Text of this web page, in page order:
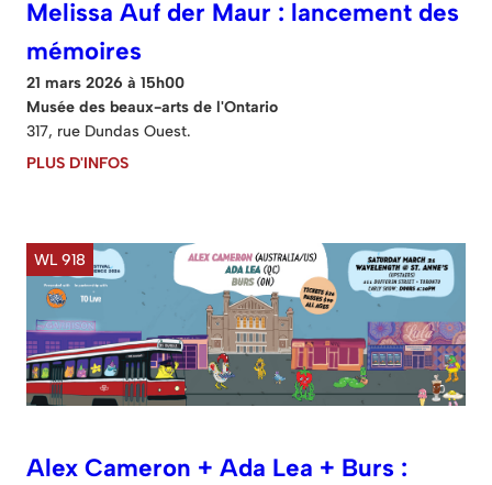
Melissa Auf der Maur : lancement des
mémoires
21 mars 2026 à 15h00
Musée des beaux-arts de l'Ontario
317, rue Dundas Ouest.
PLUS D'INFOS
WL 918
Alex Cameron + Ada Lea + Burs :